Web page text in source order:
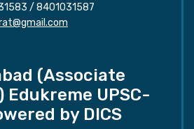
/ 8401031587
(Associate
Edukreme UPSC-
by DICS